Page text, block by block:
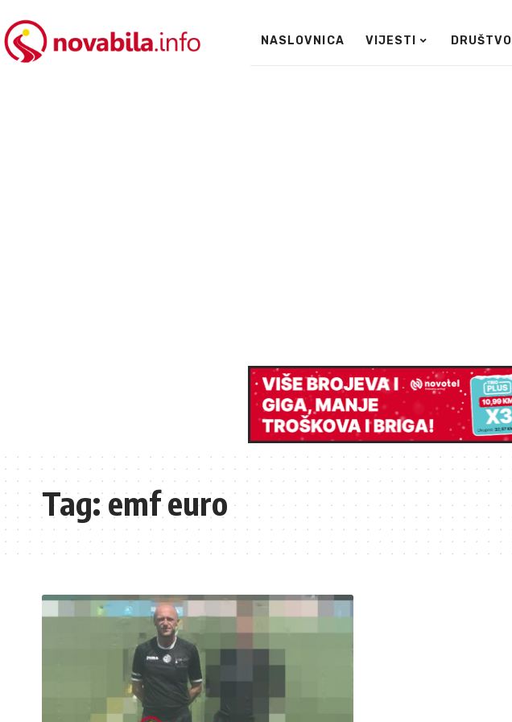
NASLOVNICA VIJESTI DRUŠTVO
Tag:emf euro